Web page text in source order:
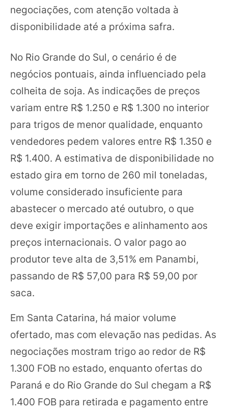
negociações, com atenção voltada à
disponibilidade até a próxima safra.
No Rio Grande do Sul, o cenário é de
negócios pontuais, ainda influenciado pela
colheita de soja. As indicações de preços
variam entre R$ 1.250 e R$ 1.300 no interior
para trigos de menor qualidade, enquanto
vendedores pedem valores entre R$ 1.350 e
R$ 1.400. A estimativa de disponibilidade no
estado gira em torno de 260 mil toneladas,
volume considerado insuficiente para
abastecer o mercado até outubro, o que
deve exigir importações e alinhamento aos
preços internacionais. O valor pago ao
produtor teve alta de 3,51% em Panambi,
passando de R$ 57,00 para R$ 59,00 por
saca.
Em Santa Catarina, há maior volume
ofertado, mas com elevação nas pedidas. As
negociações mostram trigo ao redor de R$
1.300 FOB no estado, enquanto ofertas do
Paraná e do Rio Grande do Sul chegam a R$
1.400 FOB para retirada e pagamento entre